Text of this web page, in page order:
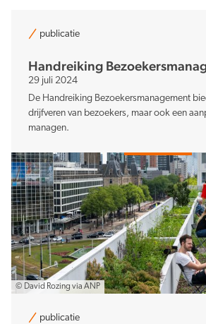
Kennis en data
© David Rozing via ANP
publicatie
Handreiking
29 juli 2024
De Handreiking Bezoekersmanagement
drijfveren van bezoekers, maar ook een
managen.
publicatie